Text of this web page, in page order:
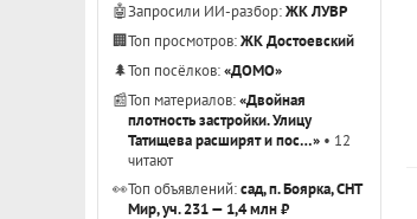
🤖Запросили ИИ-разбор:ЖК ЛУВР
🏢Топ просмотров:ЖК Достоевский
🌲Топ посёлков:«ДОМО»
📰Топ материалов:«Двойная
плотность застройки. Улицу
Татищева расширят и пос…» • 12
читают
👀Топ объявлений:сад, п. Боярка, СНТ
Мир, уч. 231 — 1,4 млн ₽